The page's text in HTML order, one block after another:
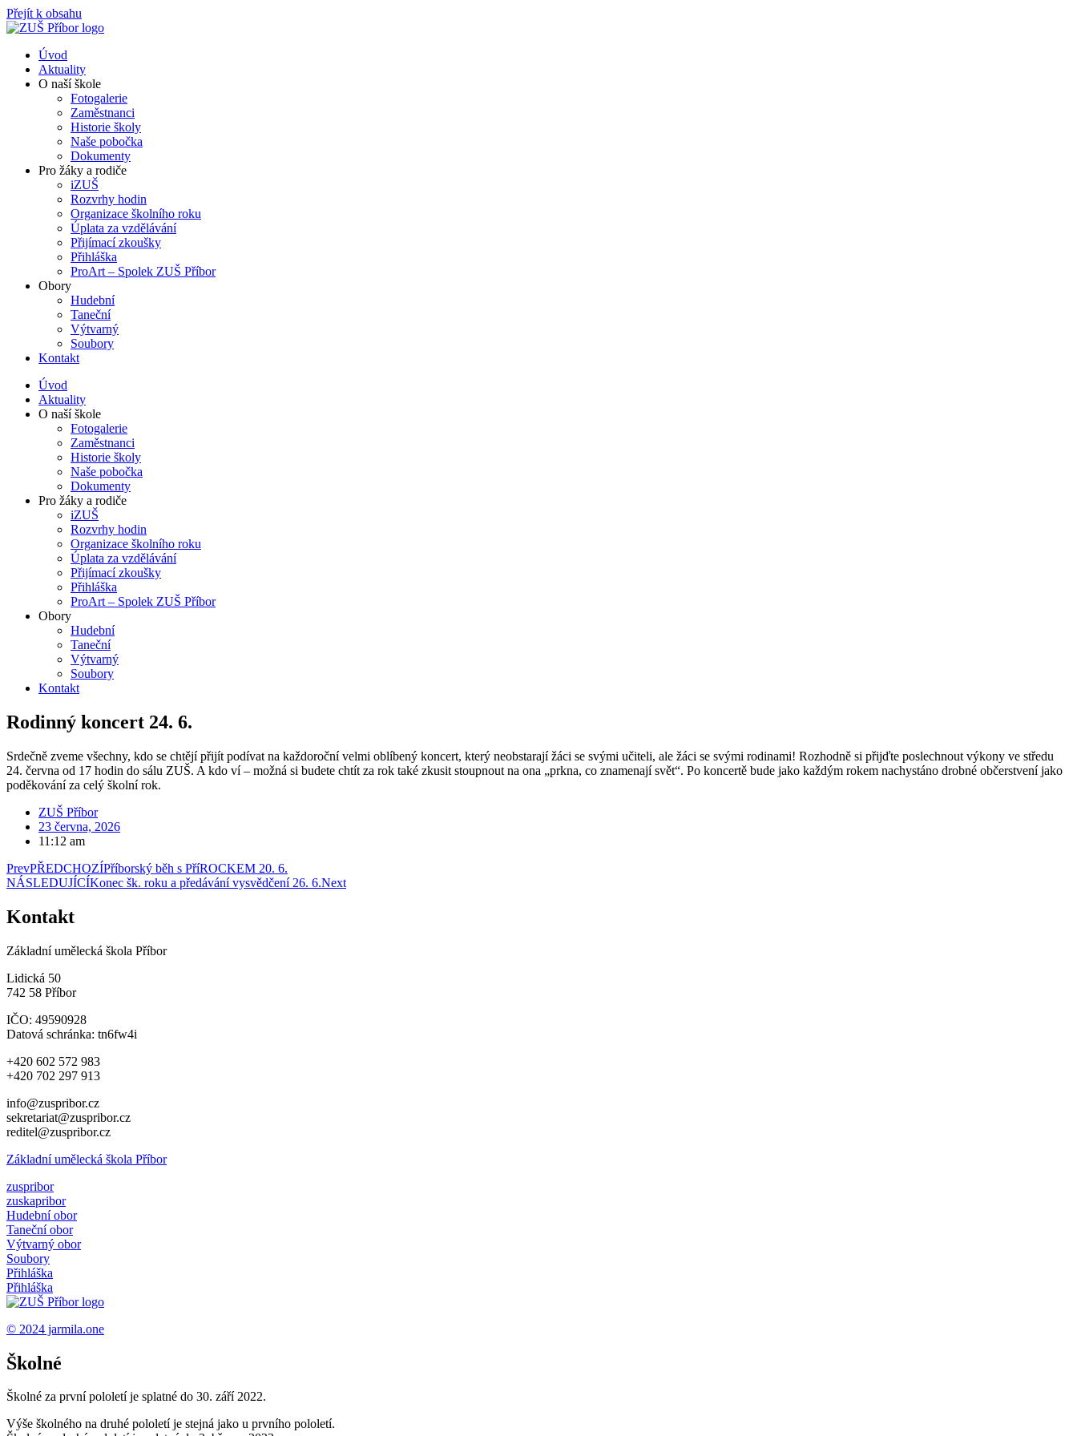
Přejít k obsahu
Úvod
Aktuality
O naší škole
Fotogalerie
Zaměstnanci
Historie školy
Naše pobočka
Dokumenty
Pro žáky a rodiče
iZUŠ
Rozvrhy hodin
Organizace školního roku
Úplata za vzdělávání
Přijímací zkoušky
Přihláška
ProArt – Spolek ZUŠ Příbor
Obory
Hudební
Taneční
Výtvarný
Soubory
Kontakt
Úvod
Aktuality
O naší škole
Fotogalerie
Zaměstnanci
Historie školy
Naše pobočka
Dokumenty
Pro žáky a rodiče
iZUŠ
Rozvrhy hodin
Organizace školního roku
Úplata za vzdělávání
Přijímací zkoušky
Přihláška
ProArt – Spolek ZUŠ Příbor
Obory
Hudební
Taneční
Výtvarný
Soubory
Kontakt
Rodinný koncert 24. 6.
Srdečně zveme všechny, kdo se chtějí přijít podívat na každoroční velmi oblíbený koncert, který neobstarají žáci se svými učiteli, ale žáci se svými rodinami! Rozhodně si přijďte poslechnout výkony ve středu
24. června od 17 hodin do sálu ZUŠ. A kdo ví – možná si budete chtít za rok také zkusit stoupnout na ona „prkna, co znamenají svět“. Po koncertě bude jako každým rokem nachystáno drobné občerstvení jako
poděkování za celý školní rok.
ZUŠ Příbor
23 června, 2026
11:12 am
PrevPŘEDCHOZÍPříborský běh s PříROCKEM 20. 6.
NÁSLEDUJÍCÍKonec šk. roku a předávání vysvědčení 26. 6.Next
Kontakt
Základní umělecká škola Příbor
Lidická 50
742 58 Příbor
IČO: 49590928
Datová schránka: tn6fw4i
+420 602 572 983
+420 702 297 913
info@zuspribor.cz
sekretariat@zuspribor.cz
reditel@zuspribor.cz
Základní umělecká škola Příbor
zuspribor
zuskapribor
Hudební obor
Taneční obor
Výtvarný obor
Soubory
Přihláška
Přihláška
© 2024 jarmila.one
Školné
Školné za první pololetí je splatné do 30. září 2022.
Výše školného na druhé pololetí je stejná jako u prvního pololetí.